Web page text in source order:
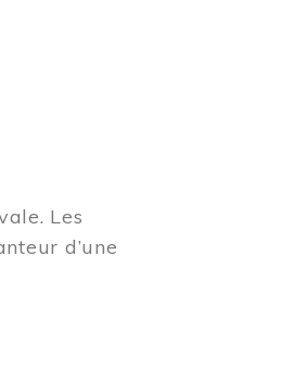
Les
d’une